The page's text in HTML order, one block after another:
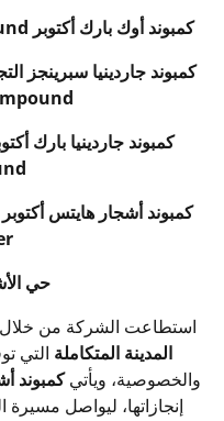
كمبوند أوك بارك أكتوبر OAK PARK October Compound
حي
استطاعت الشركة من
المدينة المتكاملة التي
والخصوصية، ويأتيكمبوند
إنجازاتها، ليواصل مسيرة